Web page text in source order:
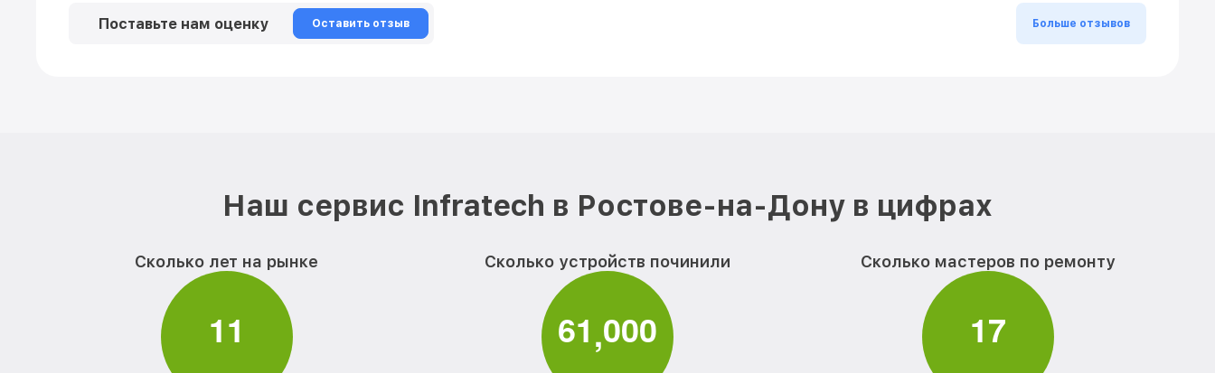
Поставьте нам оценку Оставить отзыв Больше отзывов
Наш сервис Infratech в Ростове-на-Дону в цифрах
Сколько лет на рынке
11
Сколько устройств починили
61,000
Сколько мастеров по ремонту
17